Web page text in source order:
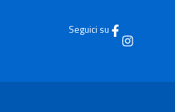
Seguici su